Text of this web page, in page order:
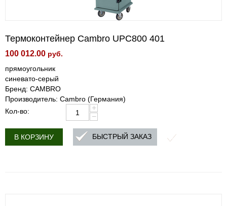
Термоконтейнер Cambro UPC800 401
100 012.00 руб.
прямоугольник
синевато-серый
Бренд: CAMBRO
Производитель: Cambro (Германия)
Кол-во:
+
−
В КОРЗИНУ БЫСТРЫЙ ЗАКАЗ